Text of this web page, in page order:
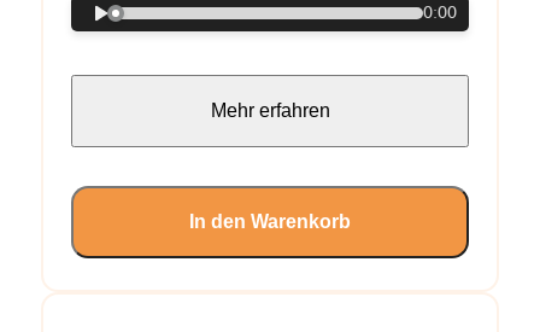
0:00
Mehr erfahren
In den Warenkorb